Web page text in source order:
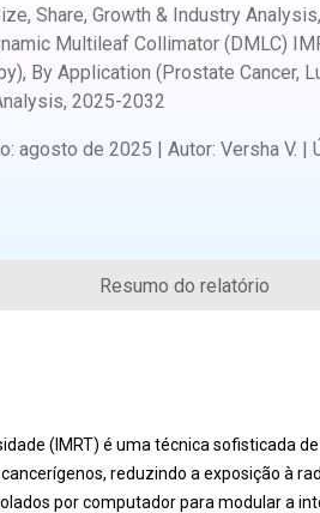
Share, Growth & Industry
Multileaf Collimator (DMLC)
By Application (Prostate Cancer,
2025-2032
: agosto de 2025 | Autor: Versha V. |
Resumo do relatório
(IMRT) é uma técnica sofisticada
reduzindo a exposição à
por computador para modular a